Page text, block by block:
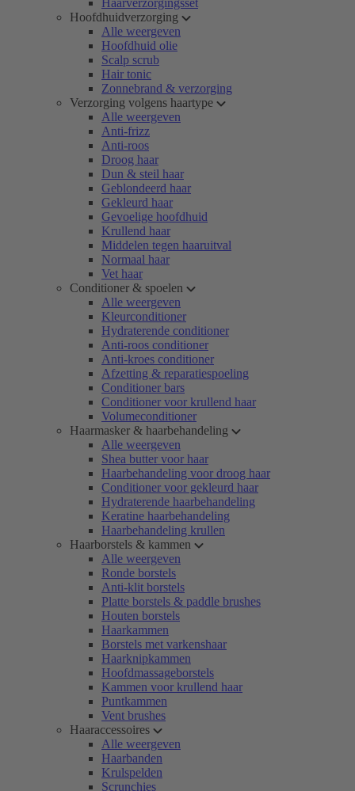
Haarverzorgingsset
Hoofdhuidverzorging
Alle weergeven
Hoofdhuid olie
Scalp scrub
Hair tonic
Zonnebrand & verzorging
Verzorging volgens haartype
Alle weergeven
Anti-frizz
Anti-roos
Droog haar
Dun & steil haar
Geblondeerd haar
Gekleurd haar
Gevoelige hoofdhuid
Krullend haar
Middelen tegen haaruitval
Normaal haar
Vet haar
Conditioner & spoelen
Alle weergeven
Kleurconditioner
Hydraterende conditioner
Anti-roos conditioner
Anti-kroes conditioner
Afzetting & reparatiespoeling
Conditioner bars
Conditioner voor krullend haar
Volumeconditioner
Haarmasker & haarbehandeling
Alle weergeven
Shea butter voor haar
Haarbehandeling voor droog haar
Conditioner voor gekleurd haar
Hydraterende haarbehandeling
Keratine haarbehandeling
Haarbehandeling krullen
Haarborstels & kammen
Alle weergeven
Ronde borstels
Anti-klit borstels
Platte borstels & paddle brushes
Houten borstels
Haarkammen
Borstels met varkenshaar
Haarknipkammen
Hoofdmassageborstels
Kammen voor krullend haar
Puntkammen
Vent brushes
Haaraccessoires
Alle weergeven
Haarbanden
Krulspelden
Scrunchies